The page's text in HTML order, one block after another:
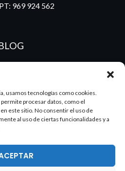
usamos tecnologías como cookies.
procesar datos, como el
este sitio. No consentir el uso de
al uso de ciertas funcionalidades y a
969 924 562